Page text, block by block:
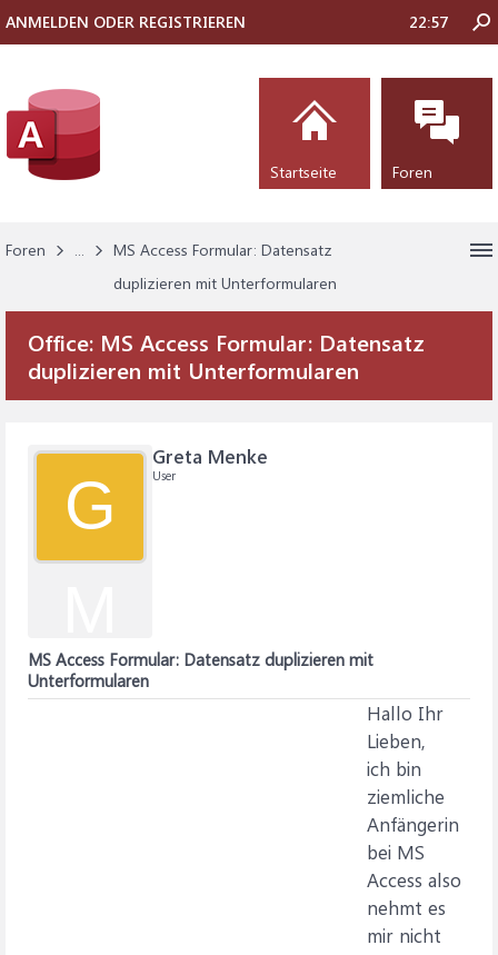
Foren ...
MS Access Formular: Datensatz
duplizieren mit Unterformularen
Office: MS Access Formular: Datensatz
duplizieren mit Unterformularen
G
Greta Menke
User
MS Access Formular: Datensatz duplizieren mit
Unterformularen
Hallo Ihr
Lieben,
ich bin
ziemliche
Anfängerin
bei MS
Access also
nehmt es
mir nicht
ANMELDEN ODER REGISTRIEREN 22:57
Startseite Foren